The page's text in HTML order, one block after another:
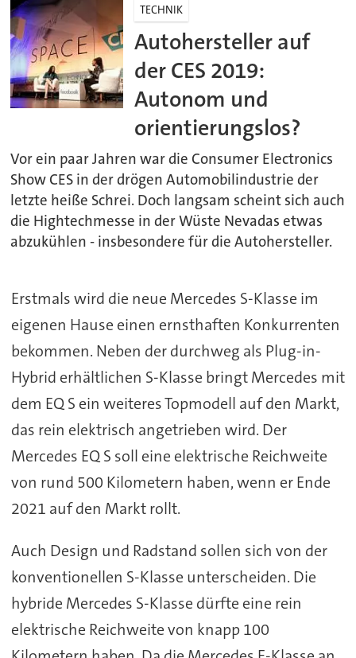
TECHNIK
Autohersteller auf
der CES 2019:
Autonom und
orientierungslos?
Vor ein paar Jahren war die Consumer Electronics
Show CES in der drögen Automobilindustrie der
letzte heiße Schrei. Doch langsam scheint sich auch
die Hightechmesse in der Wüste Nevadas etwas
abzukühlen - insbesondere für die Autohersteller.
Erstmals wird die neue Mercedes S-Klasse im
eigenen Hause einen ernsthaften Konkurrenten
bekommen. Neben der durchweg als Plug-in-
Hybrid erhältlichen S-Klasse bringt Mercedes mit
dem EQ S ein weiteres Topmodell auf den Markt,
das rein elektrisch angetrieben wird. Der
Mercedes EQ S soll eine elektrische Reichweite
von rund 500 Kilometern haben, wenn er Ende
2021 auf den Markt rollt.
Auch Design und Radstand sollen sich von der
konventionellen S-Klasse unterscheiden. Die
hybride Mercedes S-Klasse dürfte eine rein
elektrische Reichweite von knapp 100